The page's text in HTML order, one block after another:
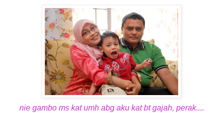
nie gambo ms kat umh abg aku kat bt gajah, perak....